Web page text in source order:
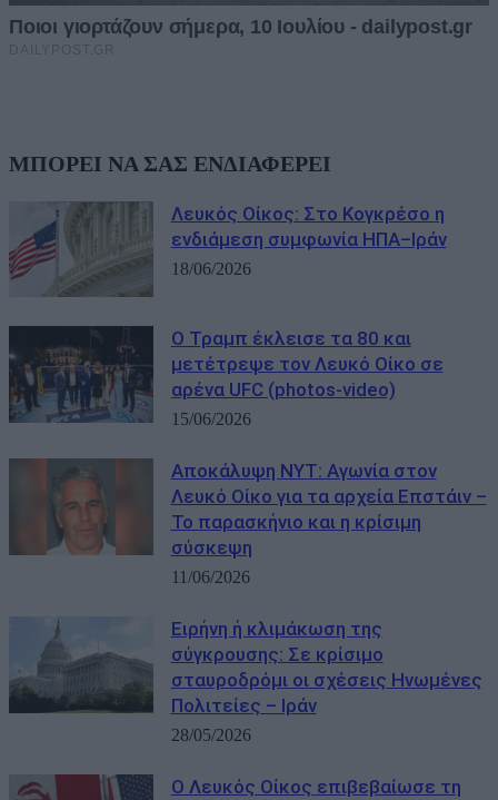
ΜΠΟΡΕΙ ΝΑ ΣΑΣ ΕΝΔΙΑΦΕΡΕΙ
Λευκός Οίκος: Στο Κογκρέσο η
ενδιάμεση συμφωνία ΗΠΑ–Ιράν
18/06/2026
Ο Τραμπ έκλεισε τα 80 και
μετέτρεψε τον Λευκό Οίκο σε
αρένα UFC (photos-video)
15/06/2026
Αποκάλυψη NYT: Αγωνία στον
Λευκό Οίκο για τα αρχεία Επστάιν –
Το παρασκήνιο και η κρίσιμη
σύσκεψη
11/06/2026
Ειρήνη ή κλιμάκωση της
σύγκρουσης: Σε κρίσιμο
σταυροδρόμι οι σχέσεις Ηνωμένες
Πολιτείες – Ιράν
28/05/2026
Ο Λευκός Οίκος επιβεβαίωσε τη